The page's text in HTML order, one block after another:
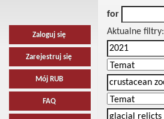
Zaloguj się
Zarejestruj się
Mój RUB
FAQ
for
Aktualne filtry: